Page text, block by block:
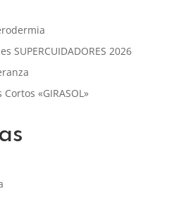
SUPERCUIDADORES 2026
«GIRASOL»